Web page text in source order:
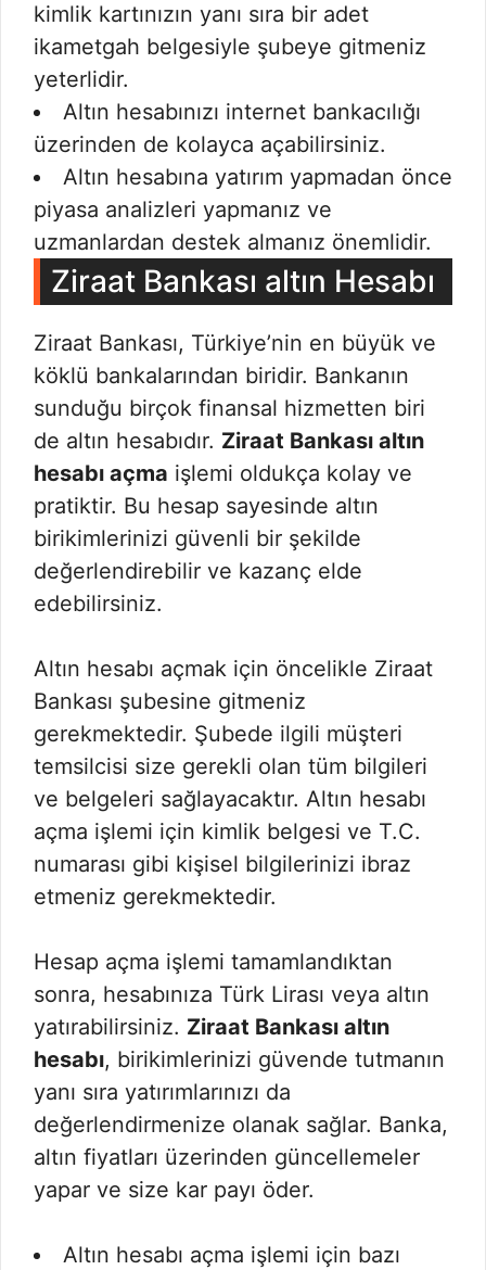
kimlik kartınızın yanı sıra bir adet
ikametgah belgesiyle şubeye gitmeniz
yeterlidir.
Altın hesabınızı internet bankacılığı
üzerinden de kolayca açabilirsiniz.
Altın hesabına yatırım yapmadan önce
piyasa analizleri yapmanız ve
uzmanlardan destek almanız önemlidir.
Ziraat Bankası altın Hesabı
Ziraat Bankası, Türkiye’nin en büyük ve
köklü bankalarından biridir. Bankanın
sunduğu birçok finansal hizmetten biri
de altın hesabıdır. Ziraat Bankası altın
hesabı açma işlemi oldukça kolay ve
pratiktir. Bu hesap sayesinde altın
birikimlerinizi güvenli bir şekilde
değerlendirebilir ve kazanç elde
edebilirsiniz.
Altın hesabı açmak için öncelikle Ziraat
Bankası şubesine gitmeniz
gerekmektedir. Şubede ilgili müşteri
temsilcisi size gerekli olan tüm bilgileri
ve belgeleri sağlayacaktır. Altın hesabı
açma işlemi için kimlik belgesi ve T.C.
numarası gibi kişisel bilgilerinizi ibraz
etmeniz gerekmektedir.
Hesap açma işlemi tamamlandıktan
sonra, hesabınıza Türk Lirası veya altın
yatırabilirsiniz. Ziraat Bankası altın
hesabı, birikimlerinizi güvende tutmanın
yanı sıra yatırımlarınızı da
değerlendirmenize olanak sağlar. Banka,
altın fiyatları üzerinden güncellemeler
yapar ve size kar payı öder.
Altın hesabı açma işlemi için bazı